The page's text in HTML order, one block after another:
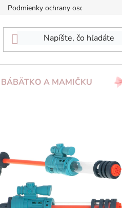
Podmienky ochrany osobných údajov
BÁBÄTKO A MAMIČKU